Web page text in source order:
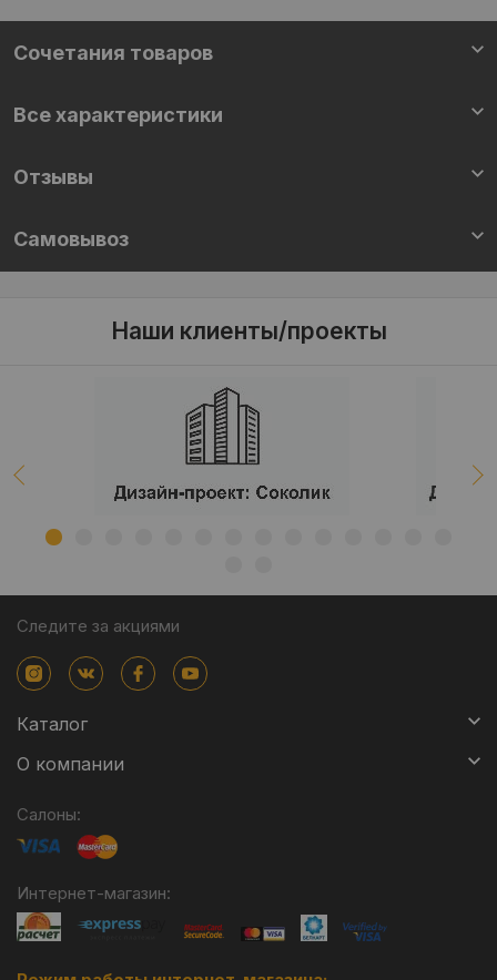
Cочетания товаров
Все характеристики
Отзывы
Самовывоз
Наши клиенты/проекты
Следите за акциями
Каталог
О компании
Салоны:
Интернет-магазин: